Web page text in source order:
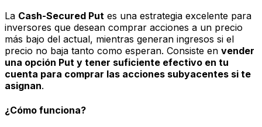
La Cash-Secured Put es una estrategia excelente para
inversores que desean comprar acciones a un precio
más bajo del actual, mientras generan ingresos si el
precio no baja tanto como esperan. Consiste en vender
una opción Put y tener suficiente efectivo en tu
cuenta para comprar las acciones subyacentes si te
asignan.
¿Cómo funciona?